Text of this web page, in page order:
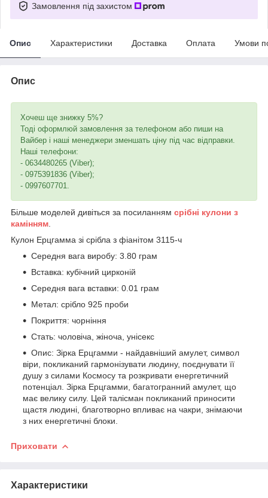
Замовлення під захистом
Опис Характеристики Доставка Оплата Умови
Опис
Хочеш ще знижку 5%?
Тоді оформлюй замовлення за телефоном або пиши на
Вайбер і наші менеджери зменшать ціну під час відправки.
Наші телефони:
- 0634480265 (Viber);
- 0975391836 (Viber);
- 0997607701.
Більше моделей дивіться за посиланням срібні кулони з
камінням
Кулон Ерцгамма зі срібла з фіанітом 3115-ч
Середня вага виробу: 3.80 грам
Вставка: кубічний цирконій
Середня вага вставки: 0.01 грам
Метал: срібло 925 проби
Покриття: чорніння
Стать: чоловіча, жіноча, унісекс
Опис: Зірка Ерцгамми - найдавніший амулет, символ
віри, покликаний гармонізувати людину, поєднувати її
душу з силами Космосу та розкривати енергетичний
потенціал. Зірка Ерцгамми, багатогранний амулет, що
має велику силу. Цей талісман покликаний приносити
щастя людині, благотворно впливає на чакри, знімаючи
з них енергетичні блоки.
Приховати
Характеристики